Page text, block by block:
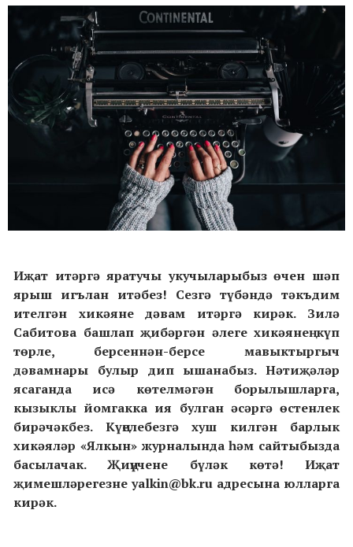
Иҗат итәргә яратучы укучыларыбыз өчен шәп
ярыш игълан итәбез! Сезгә түбәндә тәкъдим
ителгән хикәяне дәвам итәргә кирәк. Зилә
Сабитова башлап җибәргән әлеге хикәянең күп
төрле, берсеннән-берсе мавыктыргыч
дәвамнары булыр дип ышанабыз. Нәтиҗәләр
ясаганда исә көтелмәгән борылышларга,
кызыклы йомгакка ия булган әсәргә өстенлек
бирәчәкбез. Күңелебезгә хуш килгән барлык
хикәяләр «Ялкын» журналында һәм сайтыбызда
басылачак. Җиңүчене бүләк көтә! Иҗат
җимешләрегезне yalkin@bk.ru адресына юлларга
кирәк.